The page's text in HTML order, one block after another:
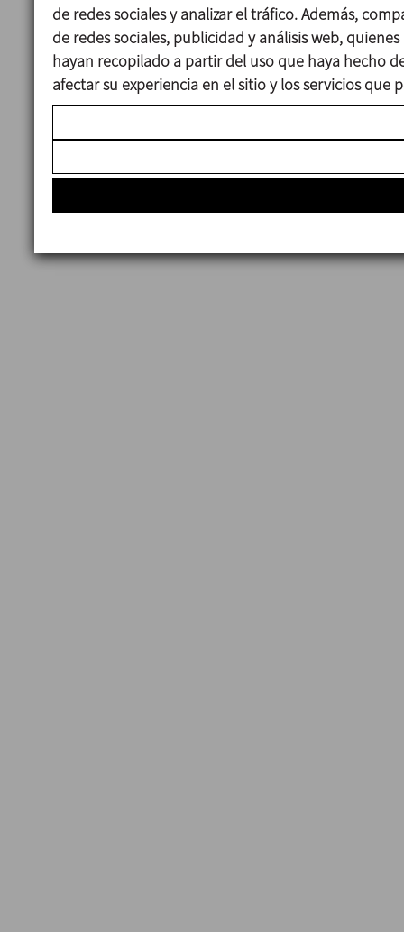
de redes sociales y analizar el tráfico. Además,
de redes sociales, publicidad y análisis web,
hayan recopilado a partir del uso que haya hecho
afectar su experiencia en el sitio y los servicios que